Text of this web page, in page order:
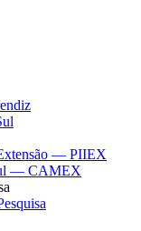
— PIIEX
— CAMEX